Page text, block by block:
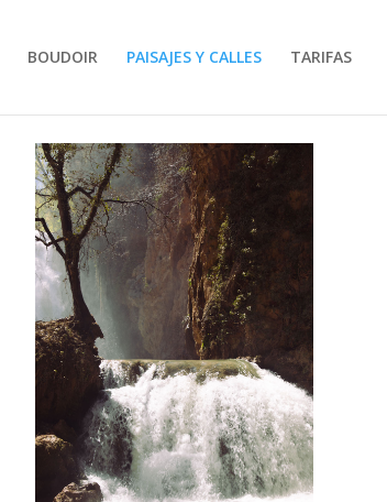
BOUDOIR PAISAJES Y CALLES TARIFAS